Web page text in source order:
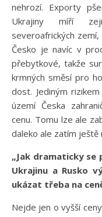
nehrozí. Exporty
Ukrajiny míří
severoafrických zemí,
Česko je navíc v
přebytkové, takže
krmných směsí pro
dost. Jediným
území Česka
cenu. Tomu lze ale
daleko ale zatím ještě
„Jak dramaticky se
Ukrajinu a Rusko
ukázat třeba na
Nejde jen o vyšší